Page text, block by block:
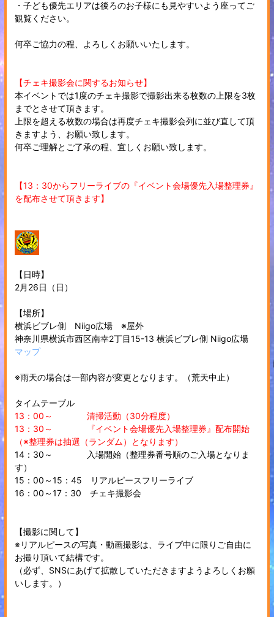
・子ども優先エリアは後ろのお子様にも見やすいよう座ってご
観覧ください。
何卒ご協力の程、よろしくお願いいたします。
【チェキ撮影会に関するお知らせ】
本イベントでは1度のチェキ撮影で撮影出来る枚数の上限を3枚
までとさせて頂きます。
上限を超える枚数の場合は再度チェキ撮影会列に並び直して頂
きますよう、お願い致します。
何卒ご理解とご了承の程、宜しくお願い致します。
【13：30からフリーライブの『イベント会場優先入場整理券』
を配布させて頂きます】
【日時】
2月26日（日）
【場所】
横浜ビブレ側 Niigo広場 ※屋外
神奈川県横浜市西区南幸2丁目15-13 横浜ビブレ側 Niigo広場
マップ
※雨天の場合は一部内容が変更となります。（荒天中止）
タイムテーブル
13：00～ 清掃活動（30分程度）
13：30～ 『イベント会場優先入場整理券』配布開始
（※整理券は抽選（ランダム）となります）
14：30～ 入場開始（整理券番号順のご入場となりま
す）
15：00～15：45 リアルピースフリーライブ
16：00～17：30 チェキ撮影会
【撮影に関して】
※リアルピースの写真・動画撮影は、ライブ中に限りご自由に
お撮り頂いて結構です。
（必ず、SNSにあげて拡散していただきますようよろしくお願
いします。）